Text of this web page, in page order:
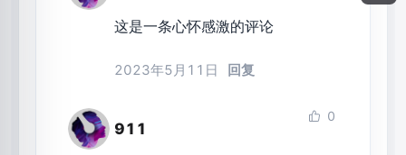
这是一条心怀感激的评论
2023年5月11日 回复
911
0